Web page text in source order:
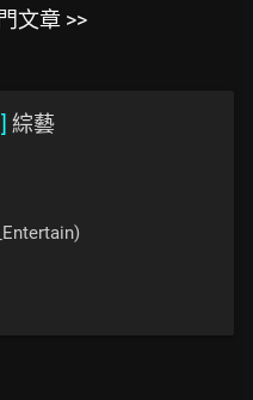
文章 >>
] 綜藝